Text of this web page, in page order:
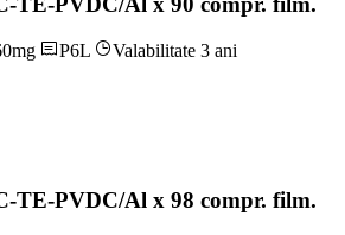
P6L
Valabilitate 3 ani
TE-PVDC/Al x 98 compr. film.